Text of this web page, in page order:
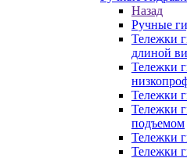
Назад
Ручные
Тележки
длиной
Тележки
Тележки
Тележки
подъемом
Тележки
Тележки